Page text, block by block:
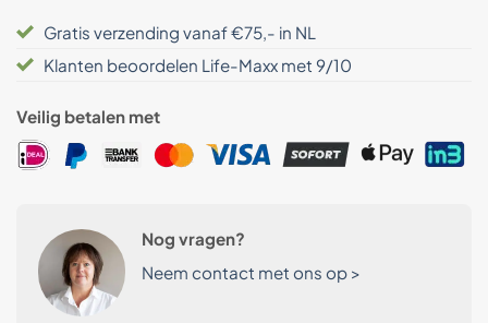
Gratis verzending vanaf €75,- in NL
Klanten beoordelen Life-Maxx met 9/10
Veilig betalen met
Nog vragen?
Neem contact met ons op >